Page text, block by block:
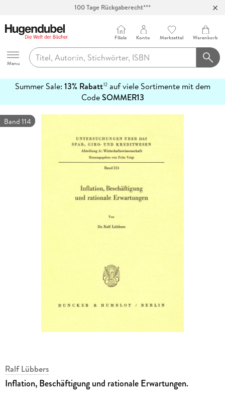
100 Tage Rückgaberecht***
Hugendubel
Menu
Filiale Konto Merkzettel Warenkorb
Summer Sale: 13% Rabatt12auf viele Sortimente mit dem
CodeSOMMER13
erfahren
Band 114
Ralf Lübbers
Inflation, Beschäftigung und rationale Erwartungen.